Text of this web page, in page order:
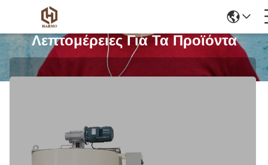
Λεπτομέρειες Για Τα Προϊόντα